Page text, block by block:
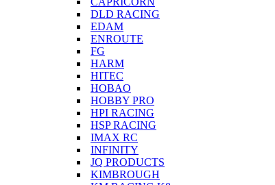
DLD RACING
EDAM
ENROUTE
FG
HARM
HITEC
HOBAO
HOBBY PRO
HPI RACING
HSP RACING
IMAX RC
INFINITY
JQ PRODUCTS
KIMBROUGH